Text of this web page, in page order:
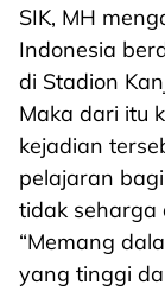
SIK, MH
Indonesia
di Stadion
Maka dari itu
kejadian
pelajaran
tidak seharga
“Memang
yang tinggi